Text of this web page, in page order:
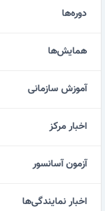
دوره‌ها
همایش‌ها
آموزش سازمانی
اخبار مرکز
آزمون آسانسور
اخبار نمایندگی‌ها